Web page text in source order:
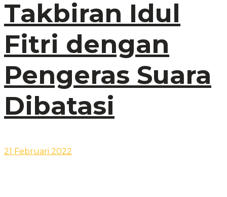
Takbiran Idul
Fitri dengan
Pengeras Suara
Dibatasi
21 Februari 2022